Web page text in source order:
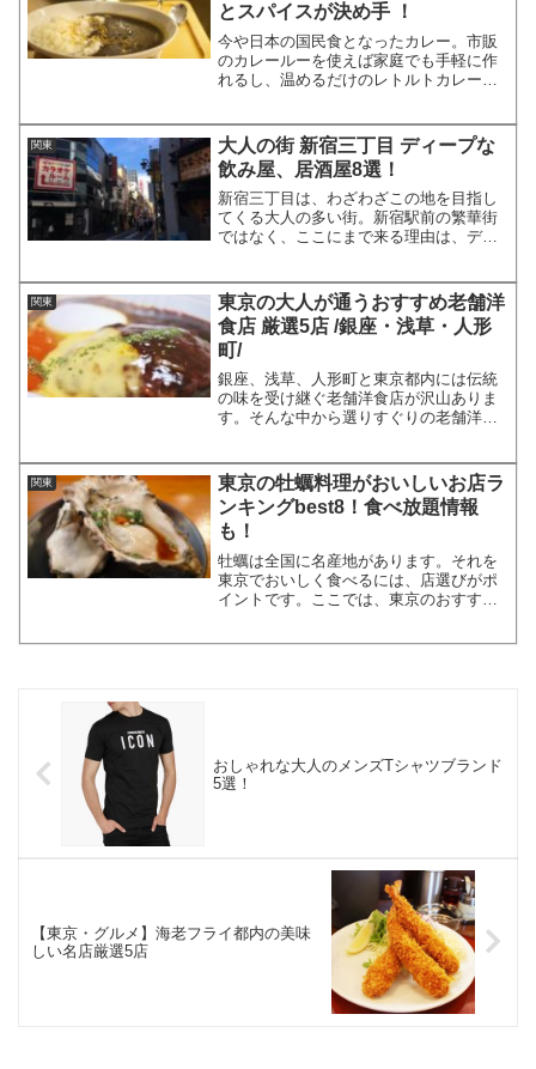
とスパイスが決め手 ！
今や日本の国民食となったカレー。市販
のカレールーを使えば家庭でも手軽に作
れるし、温めるだけのレトルトカレーも
ジナルのスパイスを使った秘伝のレシピ
の本格カレーにはかないま...
関東
大人の街 新宿三丁目 ディープな
飲み屋、居酒屋8選！
新宿三丁目は、わざわざこの地を目指し
てくる大人の多い街。新宿駅前の繁華街
ではなく、ここにまで来る理由は、ディ
厳選してご紹介します。どの店も新宿三
丁目のディープな雰囲気に...
関東
東京の大人が通うおすすめ老舗洋
食店 厳選5店 /銀座・浅草・人形
町/
銀座、浅草、人形町と東京都内には伝統
の味を受け継ぐ老舗洋食店が沢山ありま
す。そんな中から選りすぐりの老舗洋食
るデミグラスソースや、こだわりの新鮮
な食材を特製の衣で揚げる...
関東
東京の牡蠣料理がおいしいお店ラ
ンキングbest8！食べ放題情報
も！
牡蠣は全国に名産地があります。それを
東京でおいしく食べるには、店選びがポ
イントです。ここでは、東京のおすすめ
おしゃれな大人のメンズTシャツブランド
5選！
【東京・グルメ】海老フライ都内の美味
しい名店厳選5店